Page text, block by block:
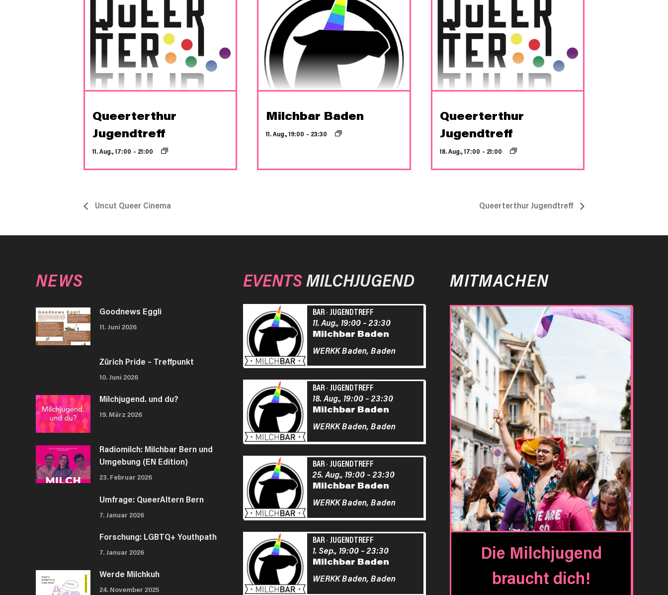
Queerterthur
Jugendtreff
11. Aug., 17:00 – 21:00
Milchbar Baden
11. Aug., 19:00 – 23:30
Queerterthur
Jugendtreff
18. Aug., 17:00 – 21:00
Uncut Queer Cinema Queerterthur Jugendtreff
NEWS
Goodnews Eggli
11. Juni 2026
Zürich Pride – Treffpunkt
10. Juni 2026
Milchjugend. und du?
19. März 2026
Radiomilch: Milchbar Bern und
Umgebung (EN Edition)
23. Februar 2026
Umfrage: QueerAltern Bern
7. Januar 2026
Forschung: LGBTQ+ Youthpath
7. Januar 2026
Werde Milchkuh
24. November 2025
EVENTSMILCHJUGEND
BAR· JUGENDTREFF
Milchbar Baden
11. Aug., 19:00 –23:30
WERKK Baden,Baden
BAR· JUGENDTREFF
Milchbar Baden
18. Aug., 19:00 –23:30
WERKK Baden,Baden
BAR· JUGENDTREFF
Milchbar Baden
25. Aug., 19:00 –23:30
WERKK Baden,Baden
BAR· JUGENDTREFF
Milchbar Baden
1. Sep., 19:00 –23:30
WERKK Baden,Baden
MITMACHEN
Die Milchjugend
braucht dich!